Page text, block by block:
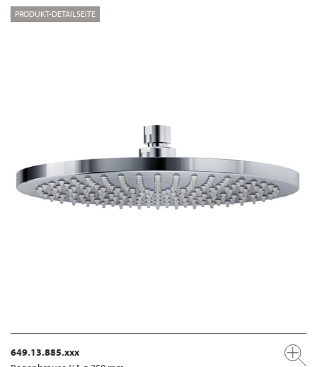
PRODUKT-DETAILSEITE
649.13.885.xxx